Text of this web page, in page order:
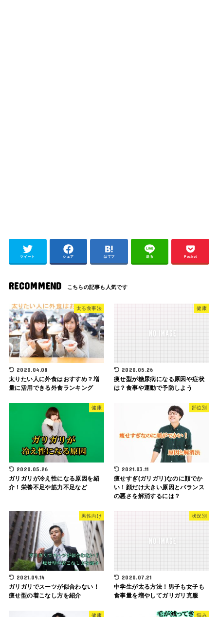
ツイート シェア はてブ 送る Pocket
RECOMMEND
太る食事法
2020.04.08
太りたい人に外食はおすすめ？増
量に活用できる外食ランキング
健康
2020.05.26
痩せ型が糖尿病になる原因や症状
は？食事や運動で予防しよう
健康
2020.05.26
ガリガリが冷え性になる原因を紹
介！栄養不足や筋力不足など
部位別
2021.03.11
痩せすぎ(ガリガリ)なのに顔でか
い！顔だけ大きい原因とバランス
の悪さを解消するには？
男性向け
2021.09.14
ガリガリでスーツが似合わない！
痩せ型の着こなし方を紹介
状況別
2020.07.21
中学生が太る方法！男子も女子も
食事量を増やしてガリガリ克服
健康 悩み